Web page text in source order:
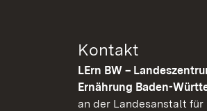
Kontakt
LErn BW –
Ernährung Baden-
an der Landesanstalt für